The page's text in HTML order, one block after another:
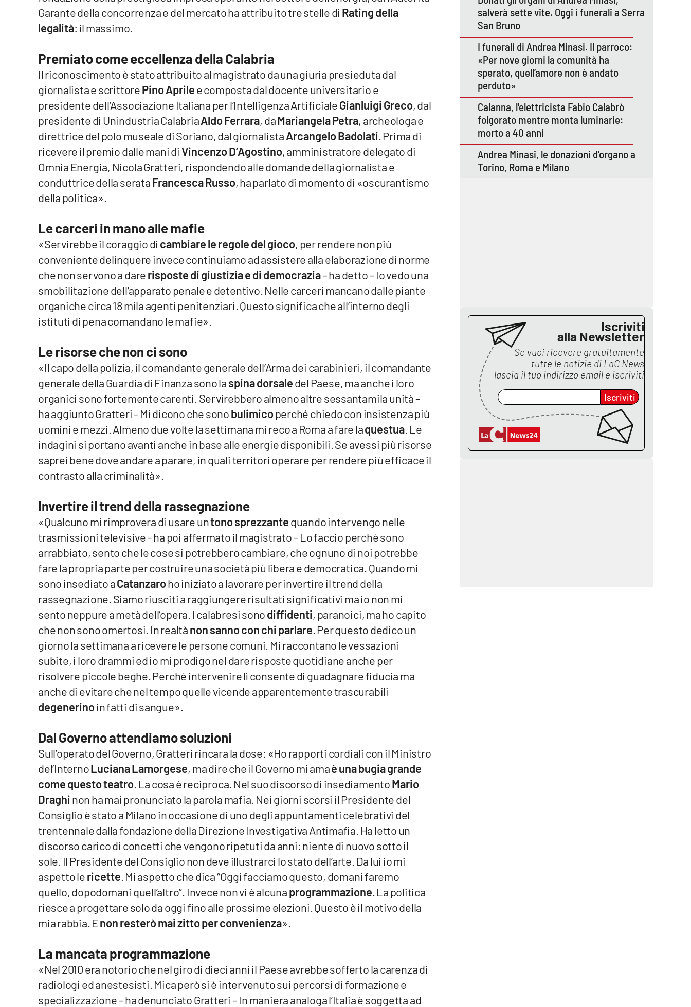
Vibo Valentia
Reggio Calabria
Lamezia Terme
Destinazioni
Lacitymag.it
Lacapitalenews.it
Cosenzachannel.it
Catanzarochannel.it
Vai
Cookie policy
Note legali
Garante della concorrenza e del mercato ha attribuito tre stelle di Rating della
legalità: il massimo.
Premiato come eccellenza della Calabria
Il riconoscimento è stato attribuito al magistrato da una giuria presieduta dal
giornalista e scrittorePino Aprilee composta dal docente universitario e
presidente dell’Associazione Italiana per l’Intelligenza ArtificialeGianluigi Greco, dal
presidente di Unindustria CalabriaAldo Ferrara, daMariangela Petra, archeologa e
direttrice del polo museale di Soriano, dal giornalistaArcangelo Badolati . Prima di
ricevere il premio dalle mani diVincenzo D’Agostino, amministratore delegato di
Omnia Energia, Nicola Gratteri, rispondendo alle domande della giornalista e
conduttrice della serataFrancesca Russo, ha parlato di momento di «oscurantismo
della politica».
Le carceri in mano alle mafie
«Servirebbe il coraggio di cambiare le regole del gioco, per rendere non più
conveniente delinquere invece continuiamo ad assistere alla elaborazione di norme
che non servono a darerisposte di giustizia e di democrazia– ha detto – Io vedo una
smobilitazione dell’apparato penale e detentivo. Nelle carceri mancano dalle piante
organiche circa 18 mila agenti penitenziari. Questo significa che all’interno degli
istituti di pena comandano le mafie».
Le risorse che non ci sono
«Il capo della polizia, il comandante generale dell’Arma dei carabinieri, il comandante
generale della Guardia di Finanza sono laspina dorsaledel Paese, ma anche i loro
organici sono fortemente carenti. Servirebbero almeno altre sessantamila unità –
ha aggiunto Gratteri - Mi dicono che sonobulimicoperché chiedo con insistenza più
uomini e mezzi. Almeno due volte la settimana mi reco a Roma a fare laquestua . Le
indagini si portano avanti anche in base alle energie disponibili. Se avessi più risorse
saprei bene dove andare a parare, in quali territori operare per rendere più efficace il
contrasto alla criminalità».
Invertire il trend della rassegnazione
«Qualcuno mi rimprovera di usare untono sprezzantequando intervengo nelle
trasmissioni televisive - ha poi affermato il magistrato – Lo faccio perché sono
arrabbiato, sento che le cose si potrebbero cambiare, che ognuno di noi potrebbe
fare la propria parte per costruire una società più libera e democratica. Quando mi
sono insediato aCatanzaroho iniziato a lavorare per invertire il trend della
rassegnazione. Siamo riusciti a raggiungere risultati significativi ma io non mi
sento neppure a metà dell’opera. I calabresi sonodiffidenti, paranoici, ma ho capito
che non sono omertosi. In realtànon sanno con chi parlare . Per questo dedico un
giorno la settimana a ricevere le persone comuni. Mi raccontano le vessazioni
subite, i loro drammi ed io mi prodigo nel dare risposte quotidiane anche per
risolvere piccole beghe. Perché intervenire lì consente di guadagnare fiducia ma
anche di evitare che nel tempo quelle vicende apparentemente trascurabili
degenerinoin fatti di sangue».
Dal Governo attendiamo soluzioni
Sull’operato del Governo, Gratteri rincara la dose: «Ho rapporti cordiali con il Ministro
del’InternoLuciana Lamorgese, ma dire che il Governo mi amaè una bugia grande
come questo teatro . La cosa è reciproca. Nel suo discorso di insediamentoMario
Draghinon ha mai pronunciato la parola mafia. Nei giorni scorsi il Presidente del
Consiglio è stato a Milano in occasione di uno degli appuntamenti celebrativi del
trentennale dalla fondazione della Direzione Investigativa Antimafia. Ha letto un
discorso carico di concetti che vengono ripetuti da anni: niente di nuovo sotto il
sole. Il Presidente del Consiglio non deve illustrarci lo stato dell’arte. Da lui io mi
aspetto lericette . Mi aspetto che dica “Oggi facciamo questo, domani faremo
quello, dopodomani quell’altro”. Invece non vi è alcunaprogrammazione . La politica
riesce a progettare solo da oggi fino alle prossime elezioni. Questo è il motivo della
mia rabbia. Enon resterò mai zitto per convenienza».
La mancata programmazione
«Nel 2010 era notorio che nel giro di dieci anni il Paese avrebbe sofferto la carenza di
radiologi ed anestesisti. Mica però si è intervenuto sui percorsi di formazione e
specializzazione – ha denunciato Gratteri – In maniera analoga l’Italia è soggetta ad
salverà sette vite. Oggi i funerali a Serra
San Bruno
I funerali di Andrea Minasi. Il parroco:
«Per nove giorni la comunità ha
sperato, quell’amore non è andato
perduto»
Calanna, l'elettricista Fabio Calabrò
folgorato mentre monta luminarie:
morto a 40 anni
Andrea Minasi, le donazioni d'organo a
Torino, Roma e Milano
Iscriviti
alla Newsletter
Se vuoi ricevere gratuitamente
tutte le notizie di LaC News
lascia il tuo indirizzo email e iscriviti
Iscriviti